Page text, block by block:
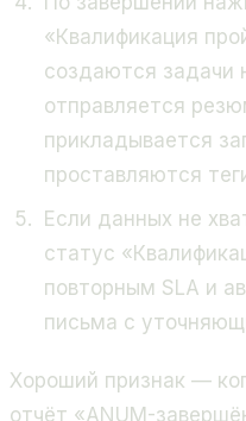
«Квалификация
создаются задачи
отправляется
прикладывается
проставляются
Если данных не
статус
повторным SLA и
письма с
Хороший признак —
отчёт «ANUM-